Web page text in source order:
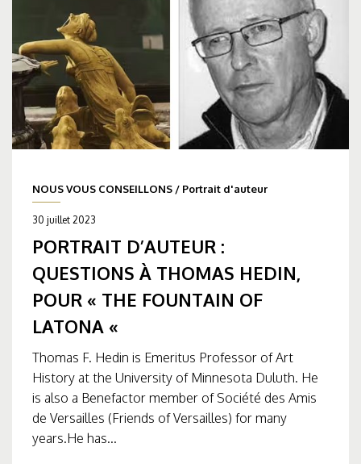
NOUS VOUS CONSEILLONS / Portrait d'auteur
30 juillet 2023
PORTRAIT D’AUTEUR :
QUESTIONS À THOMAS HEDIN,
POUR « THE FOUNTAIN OF
LATONA «
Thomas F. Hedin is Emeritus Professor of Art
History at the University of Minnesota Duluth. He
is also a Benefactor member of Société des Amis
de Versailles (Friends of Versailles) for many
years.He has...